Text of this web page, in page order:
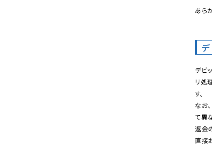
あら
デビ
リ処
す。
なお
て異
返金
直接